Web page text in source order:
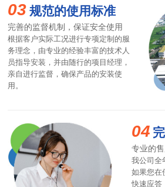
03 规范的使用标准
完善的监督机制，保证安全使用
根据客户实际工况进行专项定制的服
务理念，由专业的经验丰富的技术人
员指导安装，并由随行的项目经理，
亲自进行监督，确保产品的安装使
用。
04
专业的
我公司全
如果您在
快速应答